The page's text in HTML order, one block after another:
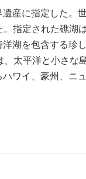
産に指定した。
指定された礁湖
湖を包含する珍
太平洋と小さな
ワイ、豪州、ニ